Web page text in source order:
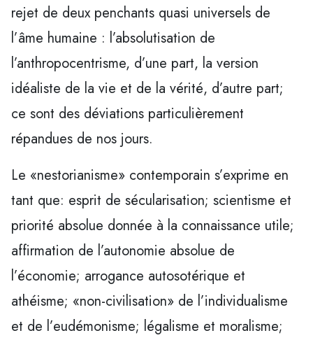
rejet de deux penchants quasi universels de
l’âme humaine : l’absolutisation de
l’anthropocentrisme, d’une part, la version
idéaliste de la vie et de la vérité, d’autre part;
ce sont des déviations particulièrement
répandues de nos jours.
Le «nestorianisme» contemporain s’exprime en
tant que: esprit de sécularisation; scientisme et
priorité absolue donnée à la connaissance utile;
affirmation de l’autonomie absolue de
l’économie; arrogance autosotérique et
athéisme; «non-civilisation» de l’individualisme
et de l’eudémonisme; légalisme et moralisme;